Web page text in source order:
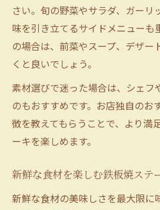
さい。旬の野菜やサラダ、ガーリ
味を引き立てるサイドメニューも
の場合は、前菜やスープ、デザー
くと良いでしょう。
素材選びで迷った場合は、シェフ
のもおすすめです。お店独自のお
徴を教えてもらうことで、より満
ーキを楽しめます。
新鮮な食材を楽しむ鉄板焼ステ
新鮮な食材の美味しさを最大限に